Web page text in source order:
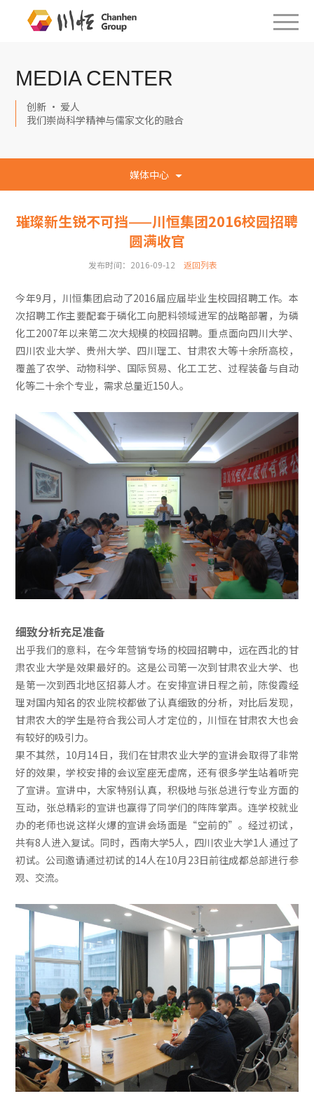
MEDIA CENTER
创新 · 爱人
我们崇尚科学精神与儒家文化的融合
媒体中心
璀璨新生锐不可挡——川恒集团2016校园招聘
圆满收官
发布时间：2016-09-12 返回列表
今年9月，川恒集团启动了2016届应届毕业生校园招聘工作。本
次招聘工作主要配套于磷化工向肥料领域进军的战略部署，为磷
化工2007年以来第二次大规模的校园招聘。重点面向四川大学、
四川农业大学、贵州大学、四川理工、甘肃农大等十余所高校，
覆盖了农学、动物科学、国际贸易、化工工艺、过程装备与自动
化等二十余个专业，需求总量近150人。
细致分析充足准备
出乎我们的意料，在今年营销专场的校园招聘中，远在西北的甘
肃农业大学是效果最好的。这是公司第一次到甘肃农业大学、也
是第一次到西北地区招募人才。在安排宣讲日程之前，陈俊霞经
理对国内知名的农业院校都做了认真细致的分析，对比后发现，
甘肃农大的学生是符合我公司人才定位的，川恒在甘肃农大也会
有较好的吸引力。
果不其然，10月14日，我们在甘肃农业大学的宣讲会取得了非常
好的效果，学校安排的会议室座无虚席，还有很多学生站着听完
了宣讲。宣讲中，大家特别认真，积极地与张总进行专业方面的
互动，张总精彩的宣讲也赢得了同学们的阵阵掌声。连学校就业
办的老师也说这样火爆的宣讲会场面是“空前的”。经过初试，
共有8人进入复试。同时，西南大学5人，四川农业大学1人通过了
初试。公司邀请通过初试的14人在10月23日前往成都总部进行参
观、交流。